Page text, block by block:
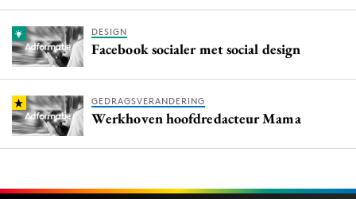
DESIGN
Facebook socialer met social design
GEDRAGSVERANDERING
Werkhoven hoofdredacteur Mama